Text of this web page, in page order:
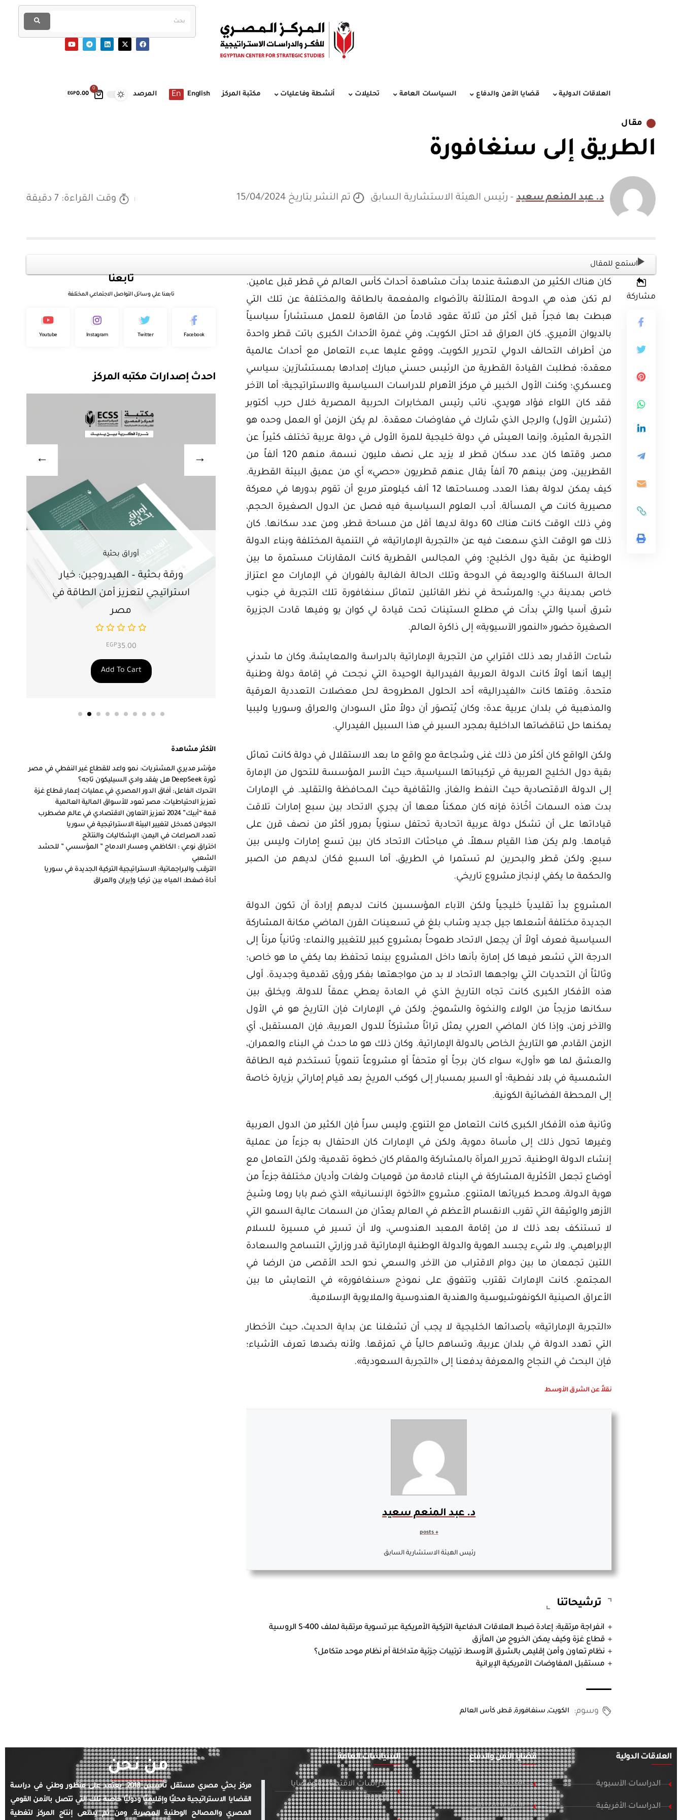
0
EGP0.00 العلاقات الدولية قضايا الأمن والدفاع السياسات العامة تحليلات أنشطة وفاعليات مكتبة المركز English
En المرصد
مقال
الطريق إلى سنغافورة
د. عبد المنعم سعيد - رئيس الهيئة الاستشارية السابق تم النشر بتاريخ 15/04/2024 وقت القراءة: 7 دقيقة
استمع للمقال
مشاركة
كان هناك الكثير من الدهشة عندما بدأت مشاهدة أحداث كأس العالم في قطر قبل عامين.
لم تكن هذه هي الدوحة المتلألئة بالأضواء والمفعمة بالطاقة والمختلفة عن تلك التي
هبطت بها فجراً قبل أكثر من ثلاثة عقود قادماً من القاهرة للعمل مستشاراً سياسياً
بالديوان الأميري. كان العراق قد احتل الكويت، وفي غمرة الأحداث الكبرى باتت قطر واحدة
من أطراف التحالف الدولي لتحرير الكويت، ووقع عليها عبء التعامل مع أحداث عالمية
معقدة؛ فطلبت القيادة القطرية من الرئيس حسني مبارك إمدادها بمستشارَين: سياسي
وعسكري؛ وكنت الأول الخبير في مركز الأهرام للدراسات السياسية والاستراتيجية؛ أما الآخر
فقد كان اللواء فؤاد هويدي، نائب رئيس المخابرات الحربية المصرية خلال حرب أكتوبر
(تشرين الأول) والرجل الذي شارك في مفاوضات معقدة. لم يكن الزمن أو العمل وحده هو
التجربة المثيرة، وإنما العيش في دولة خليجية للمرة الأولى في دولة عربية تختلف كثيراً عن
مصر. وقتها كان عدد سكان قطر لا يزيد على نصف مليون نسمة، منهم 120 ألفاً من
القطريين، ومن بينهم 70 ألفاً يقال عنهم قطريون «حصي» أي من عميق البيئة القطرية.
كيف يمكن لدولة بهذا العدد، ومساحتها 12 ألف كيلومتر مربع أن تقوم بدورها في معركة
مصيرية كانت هي المسألة. أدب العلوم السياسية فيه فصل عن الدول الصغيرة الحجم،
وفي ذلك الوقت كانت هناك 60 دولة لديها أقل من مساحة قطر، ومن عدد سكانها. كان
ذلك هو الوقت الذي سمعت فيه عن «التجربة الإماراتية» في التنمية المختلفة وبناء الدولة
الوطنية عن بقية دول الخليج؛ وفي المجالس القطرية كانت المقارنات مستمرة ما بين
الحالة الساكنة والوديعة في الدوحة وتلك الحالة الغالبة بالفوران في الإمارات مع اعتزاز
خاص بمدينة دبي؛ والمرشحة في نظر القائلين لتماثل سنغافورة تلك التجربة في جنوب
شرق آسيا والتي بدأت في مطلع الستينات تحت قيادة لي كوان يو وفيها قادت الجزيرة
الصغيرة حضور «النمور الآسيوية» إلى ذاكرة العالم.
شاءت الأقدار بعد ذلك اقترابي من التجربة الإماراتية بالدراسة والمعايشة، وكان ما شدني
إليها أنها أولاً كانت الدولة العربية الفيدرالية الوحيدة التي نجحت في إقامة دولة وطنية
متحدة. وقتها كانت «الفيدرالية» أحد الحلول المطروحة لحل معضلات التعددية العرقية
والمذهبية في بلدان عربية عدة؛ وكان يُتصوَر أن دولاً مثل السودان والعراق وسوريا وليبيا
يمكنها حل تناقضاتها الداخلية بمجرد السير في هذا السبيل الفيدرالي.
ولكن الواقع كان أكثر من ذلك غنى وشجاعة مع واقع ما بعد الاستقلال في دولة كانت تماثل
بقية دول الخليج العربية في تركيباتها السياسية، حيث الأسر المؤسسة للتحول من الإمارة
إلى الدولة الاقتصادية حيث النفط والغاز، والثقافية حيث المحافظة والتقليد. في الإمارات
بدت هذه السمات أخّاذة فإنه كان ممكناً معها أن يجري الاتحاد بين سبع إمارات تلاقت
قياداتها على أن تشكل دولة عربية اتحادية تحتفل سنوياً بمرور أكثر من نصف قرن على
قيامها. ولم يكن هذا القيام سهلاً، في مباحثات الاتحاد كان بين تسع إمارات وليس بين
سبع، ولكن قطر والبحرين لم تستمرا في الطريق، أما السبع فكان لديهم من الصبر
والحكمة ما يكفي لإنجاز مشروع تاريخي.
المشروع بدأ تقليدياً خليجياً ولكن الآباء المؤسسين كانت لديهم إرادة أن تكون الدولة
الجديدة مختلفة أشعلها جيل جديد وشاب بلغ في تسعينات القرن الماضي مكانة المشاركة
السياسية فعرف أولاً أن يجعل الاتحاد طموحاً بمشروع كبير للتغيير والنماء؛ وثانياً مرناً إلى
الدرجة التي تشعر فيها كل إمارة بأنها داخل المشروع بينما تحتفظ بما يكفي ما هو خاص؛
وثالثاً أن التحديات التي يواجهها الاتحاد لا بد من مواجهتها بفكر ورؤى تقدمية وجديدة. أولى
هذه الأفكار الكبرى كانت تجاه التاريخ الذي في العادة يعطي عمقاً للدولة، ويخلق بين
سكانها مزيجاً من الولاء والنخوة والشموخ. ولكن في الإمارات فإن التاريخ هو في الأول
والآخر زمن، وإذا كان الماضي العربي يمثل تراثاً مشتركاً للدول العربية، فإن المستقبل، أي
الزمن القادم، هو التاريخ الخاص بالدولة الإماراتية. وكان ذلك هو ما حدث في البناء والعمران،
والعشق لما هو «أول» سواء كان برجاً أو متحفاً أو مشروعاً تنموياً تستخدم فيه الطاقة
الشمسية في بلاد نفطية؛ أو السير بمسبار إلى كوكب المريخ بعد قيام إماراتي بزيارة خاصة
إلى المحطة الفضائية الكونية.
وثانية هذه الأفكار الكبرى كانت التعامل مع التنوع، وليس سراً فإن الكثير من الدول العربية
وغيرها تحول ذلك إلى مأساة دموية، ولكن في الإمارات كان الاحتفال به جزءاً من عملية
إنشاء الدولة الوطنية. تحرير المرأة بالمشاركة والمقام كان خطوة تقدمية؛ ولكن التعامل مع
أوضاع تجعل الأكثرية المشاركة في البناء قادمة من قوميات ولغات وأديان مختلفة جزءاً من
هوية الدولة، ومحط كبريائها المتنوع. مشروع «الأخوة الإنسانية» الذي ضم بابا روما وشيخ
الأزهر والوثيقة التي تقرب الانقسام الأعظم في العالم يعدّان من السمات عالية السمو التي
لا تستنكف بعد ذلك لا من إقامة المعبد الهندوسي، ولا أن تسير في مسيرة للسلام
الإبراهيمي. ولا شيء يجسد الهوية والدولة الوطنية الإماراتية قدر وزارتي التسامح والسعادة
اللتين تجمعان ما بين دوام الاقتراب من الآخر، والسعي نحو الحد الأقصى من الرضا في
المجتمع. كانت الإمارات تقترب وتتفوق على نموذج «سنغافورة» في التعايش ما بين
الأعراق الصينية الكونفوشيوسية والهندية الهندوسية والملايوية الإسلامية.
«التجربة الإماراتية» بأصدائها الخليجية لا يجب أن تشغلنا عن بداية الحديث، حيث الأخطار
التي تهدد الدولة في بلدان عربية، وتساهم حالياً في تمزقها. ولأنه بضدها تعرف الأشياء؛
فإن البحث في النجاح والمعرفة يدفعنا إلى «التجربة السعودية».
نقلاً عن الشرق الأوسط
د. عبد المنعم سعيد
+ posts
رئيس الهيئة الاستشارية السابق
ترشيحاتنا
انفراجة مرتقبة: إعادة ضبط العلاقات الدفاعية التركية الأمريكية عبر تسوية مرتقبة لملف S-400 الروسية
قطاع غزة وكيف يمكن الخروج من المأزق
نظام تعاون وأمن إقليمى بالشرق الأوسط: ترتيبات جزئية متداخلة أم نظام موحد متكامل؟
مستقبل المفاوضات الأمريكية الإيرانية
وسوم: الكويت, سنغافورة, قطر,كأس العالم
تابعنا
تابعنا علي وسائل التواصل الاجتماعي المختلفة
Facebook
Twitter
Instagram
Youtube
احدث إصدارات مكتبه المركز
أوراق بحثية
ورقة بحثية – الهيدروجين: خيار
استراتيجي لتعزيز أمن الطاقة في
مصر
EGP35.00
Add To Cart
أوراق بحثية
ورقة بحثية - أمن الطاقة المصري:
الغاز والنفط خارطة الموارد
وسياسات التعزيز
Add To Cart
أوراق بحثية
ورقة بحثية – الطاقة المتجددة وتعزيز
أمن الطاقة المصري
Add To Cart
الأكثر مشاهدة
مؤشر مديري المشتريات: نمو واعد للقطاع غير النفطي في مصر
ثورة DeepSeek هل يفقد وادي السيليكون تاجه؟
التحرك الفاعل: آفاق الدور المصري في عمليات إعمار قطاع غزة
تعزيز الاحتياطيات: مصر تعود للأسواق المالية العالمية
قمة “أبيك” 2024 تعزيز التعاون الاقتصادي في عالم مضطرب
الجولان كمدخل لتغيير البيئة الاستراتيجية في سوريا
تعدد الصراعات في اليمن: الإشكاليات والنتائج
اختراق نوعي : الكاظمي ومسار الادماج ” المؤسسي ” للحشد
الشعبي
الترقب والبراجماتية: الاستراتيجية التركية الجديدة في سوريا
أداة ضغط: المياه بين تركيا وإيران والعراق
العلاقات الدولية
الدراسات الآسيوية
الدراسات الأفريقية
قضايا الأمن والدفاع
التسلح
الأمن السيبراني
السياسات العامة
الدراسات الاقتصادية وقضايا
الطاقة
من نحن
مركز بحثي مصري مستقل تأسس 2018. يعتمد على منظور وطني في دراسة
القضايا الاستراتيجية محليًا وإقليميًا ودوليًا خاصة تلك التي تتصل بالأمن القومي
المصري والمصالح الوطنية المصرية. ومن ثم يسعى إنتاج المركز لتغطية